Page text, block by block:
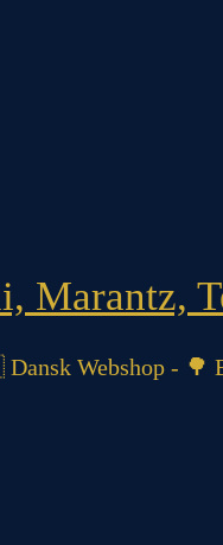
Marantz,
Webshop -